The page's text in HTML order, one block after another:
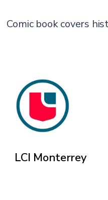
Comic book covers
LCI Monterrey